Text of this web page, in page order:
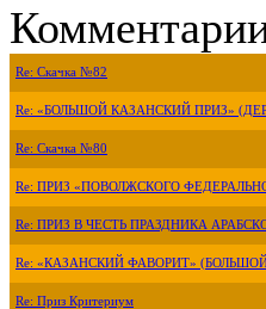
Re: Скачка №82
Re: «БОЛЬШОЙ КАЗАНСКИЙ ПРИЗ»
Re: Скачка №80
Re: ПРИЗ «ПОВОЛЖСКОГО
Re: ПРИЗ В ЧЕСТЬ ПРАЗДНИКА
Re: «КАЗАНСКИЙ ФАВОРИТ»
Re: Приз Критериум